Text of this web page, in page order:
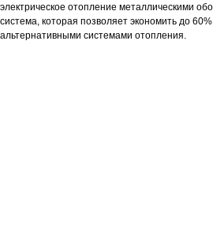
электрическое отопление металлическими
система, которая позволяет экономить до
альтернативными системами отопления.